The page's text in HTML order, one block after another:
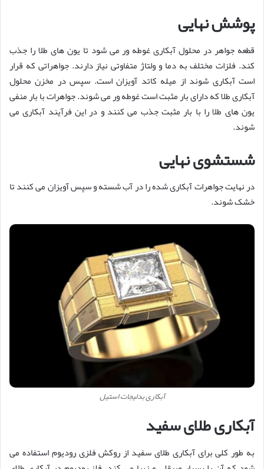
پوشش نهایی
قطعه جواهر در محلول آبکاری غوطه ور می شود تا یون های طلا را جذب
کند. فلزات مختلف به دما و ولتاژ متفاوتی نیاز دارند. جواهراتی که قرار
است آبکاری شوند از میله کاتد آویزان است. سپس در مخزن محلول
آبکاری طلا که دارای بار مثبت است غوطه ور می شوند. جواهرات با بار منفی
یون های طلا را با بار مثبت جذب می کنند و در این فرآیند آبکاری می
شوند.
شستشوی نهایی
در نهایت جواهرات آبکاری شده را در آب شسته و سپس آویزان می کنند تا
خشک شوند.
آبکاری بدلیجات استیل
آبکاری طلای سفید
به طور کلی برای آبکاری طلای سفید از روکش فلزی رودیوم استفاده می